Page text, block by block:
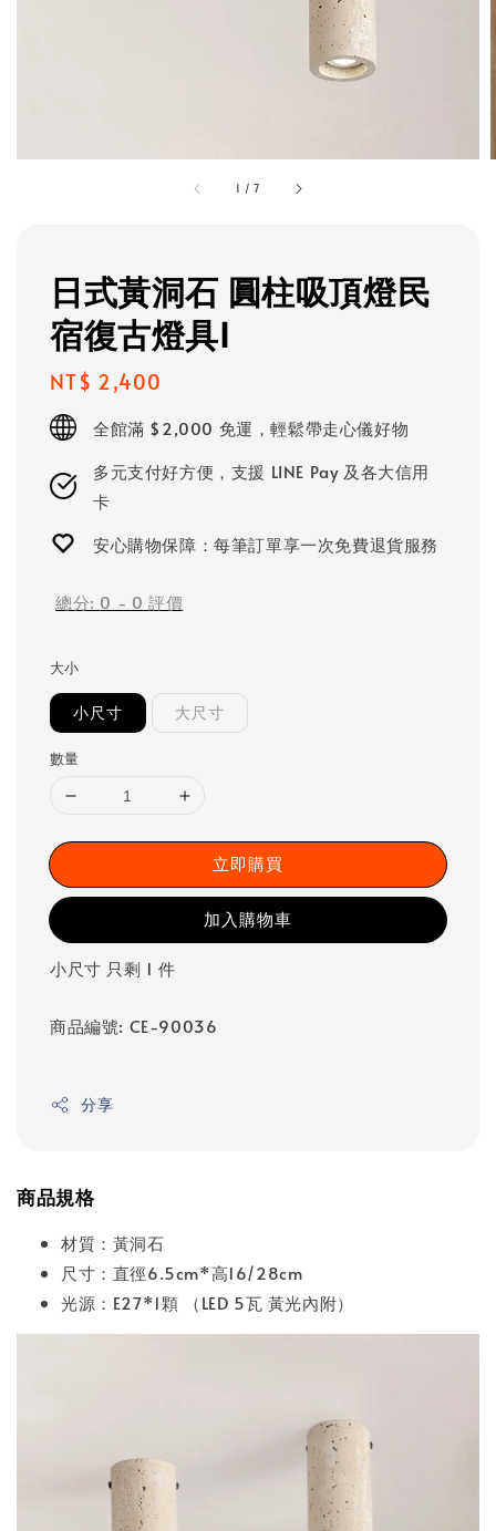
1 /7
日式黃洞石 圓柱吸頂燈民
宿復古燈具I
Regular
price
NT$ 2,400
全館滿 $2,000 免運，輕鬆帶走心儀好物
多元支付好方便，支援 LINE Pay 及各大信用
卡
安心購物保障：每筆訂單享一次免費退貨服務
總分: 0 - 0 評價
大小
小尺寸 大尺寸
數量
立即購買
加入購物車
小尺寸 只剩 1 件
商品編號: CE-90036
分享
商品規格
材質：黃洞石
尺寸：直徑6.5cm*高16/28cm
光源：E27*1顆 （LED 5瓦 黃光內附）